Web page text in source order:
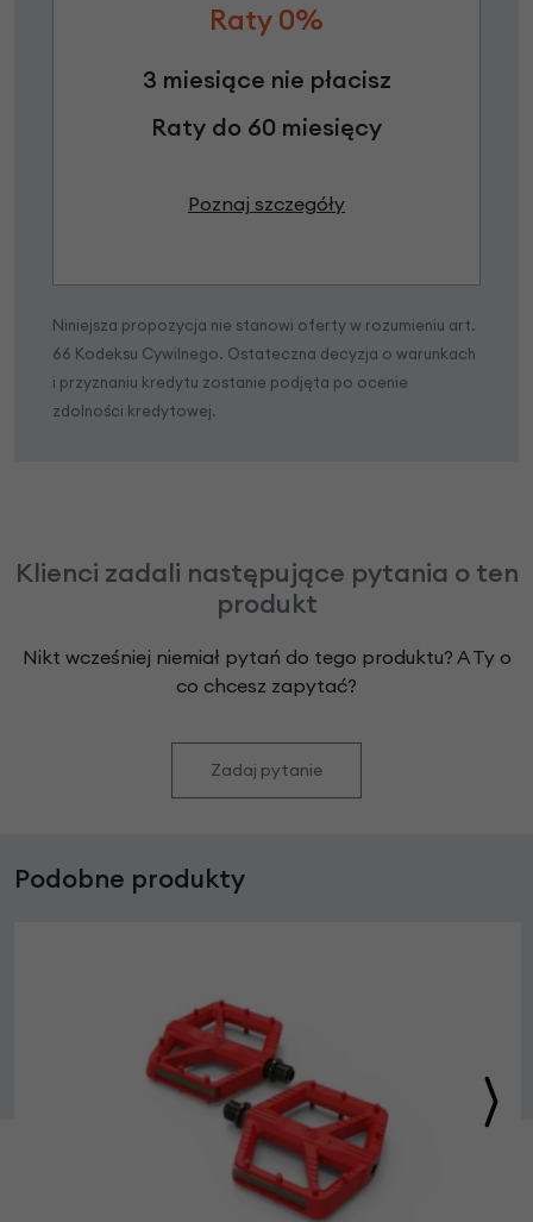
Raty 0%
3 miesiące nie płacisz
Raty do 60 miesięcy
Poznaj szczegóły
Niniejsza propozycja nie stanowi oferty w rozumieniu art.
66 Kodeksu Cywilnego. Ostateczna decyzja o warunkach
i przyznaniu kredytu zostanie podjęta po ocenie
zdolności kredytowej.
Klienci zadali następujące pytania o ten
produkt
Nikt wcześniej niemiał pytań do tego produktu? A Ty o
co chcesz zapytać?
Zadaj pytanie
Podobne produkty